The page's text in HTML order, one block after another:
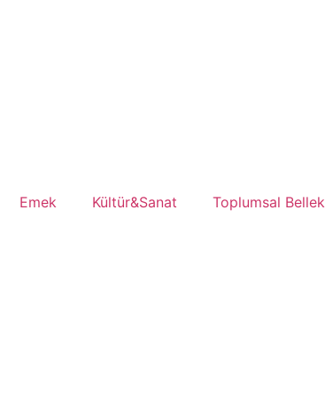
Emek Kültür&Sanat Toplumsal Bellek